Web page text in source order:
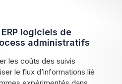
logiciels de
administratifs
les coûts des suivis
le flux d’informations lié